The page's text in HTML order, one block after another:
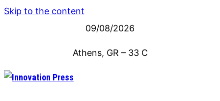
Skip to the content
09/08/2026
Athens, GR – 33 C